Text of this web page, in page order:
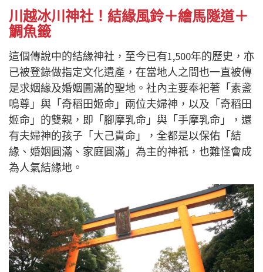
川越冰川神社！結緣風鈴＋繪馬隧道＋
鯛魚籤
這個傳說中的結緣神社，至今已有1,500年的歷史，亦
已被登錄做指定文化遺產，在當地人之間也一直被傳
是求姻緣及婚姻圓滿的聖地。社內主要奉祀著「素盞
鳴尊」與「奇稻田姬命」兩位夫婦神，以及「奇稻田
姬命」的雙親，即「腳摩乳命」與「手摩乳命」，還
有夫婦神的孩子「大己貴命」，全都是以保佑「結
緣、婚姻圓滿、家庭圓滿」為主的神祇，也難怪會成
為人氣結緣地。